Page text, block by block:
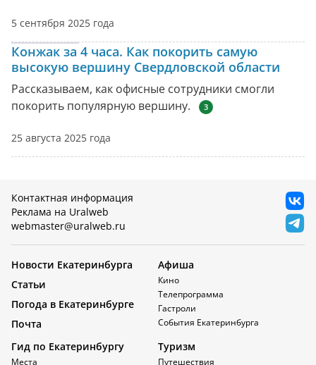
5 сентября 2025 года
Конжак за 4 часа. Как покорить самую
высокую вершину Свердловской области
Рассказываем, как офисные сотрудники смогли
покорить популярную вершину.
3
25 августа 2025 года
Контактная информация
Реклама на Uralweb
webmaster@uralweb.ru
Новости Екатеринбурга
Статьи
Погода в Екатеринбурге
Почта
Афиша
Кино
Телепрограмма
Гастроли
События Екатеринбурга
Гид по Екатеринбургу
Места
Туризм
Путешествия